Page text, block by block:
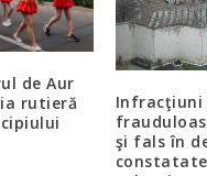
de Aur
rutieră
Infracţiuni
şi fals în